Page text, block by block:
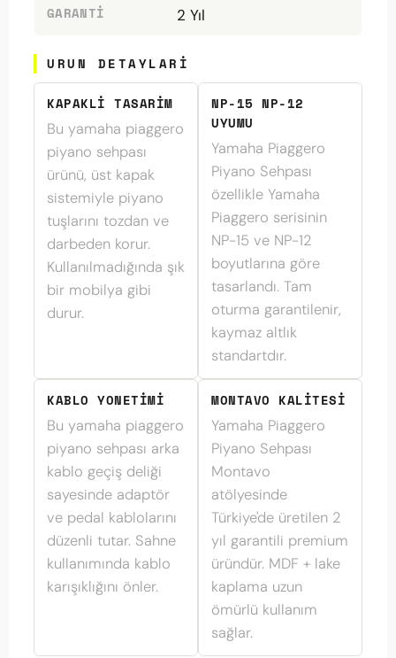
GARANTI 2 Yıl
URUN DETAYLARI
KAPAKLI TASARIM
Bu yamaha piaggero
piyano sehpası
ürünü, üst kapak
sistemiyle piyano
tuşlarını tozdan ve
darbeden korur.
Kullanılmadığında şık
bir mobilya gibi
durur.
NP-15 NP-12
UYUMU
Yamaha Piaggero
Piyano Sehpası
özellikle Yamaha
Piaggero serisinin
NP-15 ve NP-12
boyutlarına göre
tasarlandı. Tam
oturma garantilenir,
kaymaz altlık
standartdır.
KABLO YONETIMI
Bu yamaha piaggero
piyano sehpası arka
kablo geçiş deliği
sayesinde adaptör
ve pedal kablolarını
düzenli tutar. Sahne
kullanımında kablo
karışıklığını önler.
MONTAVO KALITESI
Yamaha Piaggero
Piyano Sehpası
Montavo
atölyesinde
Türkiye'de üretilen 2
yıl garantili premium
üründür. MDF + lake
kaplama uzun
ömürlü kullanım
sağlar.